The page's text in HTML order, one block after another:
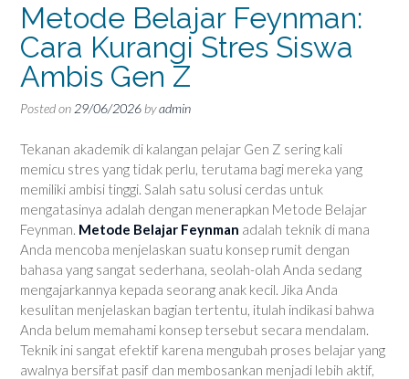
Metode Belajar Feynman:
Cara Kurangi Stres Siswa
Ambis Gen Z
Posted on 29/06/2026 byadmin
Tekanan akademik di kalangan pelajar Gen Z sering kali
memicu stres yang tidak perlu, terutama bagi mereka yang
memiliki ambisi tinggi. Salah satu solusi cerdas untuk
mengatasinya adalah dengan menerapkan Metode Belajar
Feynman. Metode Belajar Feynman adalah teknik di mana
Anda mencoba menjelaskan suatu konsep rumit dengan
bahasa yang sangat sederhana, seolah-olah Anda sedang
mengajarkannya kepada seorang anak kecil. Jika Anda
kesulitan menjelaskan bagian tertentu, itulah indikasi bahwa
Anda belum memahami konsep tersebut secara mendalam.
Teknik ini sangat efektif karena mengubah proses belajar yang
awalnya bersifat pasif dan membosankan menjadi lebih aktif,